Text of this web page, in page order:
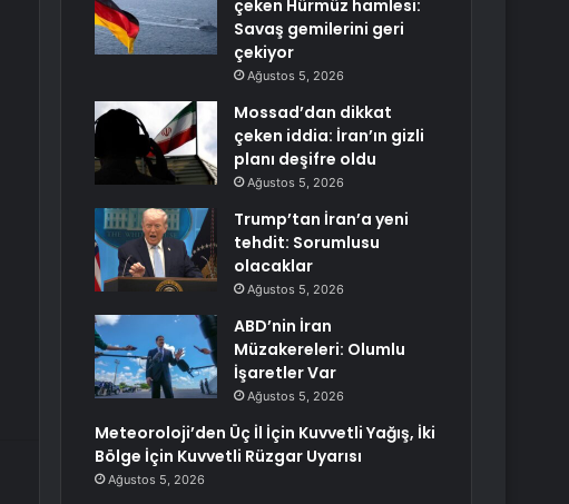
çeken Hürmüz hamlesi:
Savaş gemilerini geri
çekiyor
Ağustos 5, 2026
Mossad’dan dikkat
çeken iddia: İran’ın gizli
planı deşifre oldu
Ağustos 5, 2026
Trump’tan İran’a yeni
tehdit: Sorumlusu
olacaklar
Ağustos 5, 2026
ABD’nin İran
Müzakereleri: Olumlu
İşaretler Var
Ağustos 5, 2026
Meteoroloji’den Üç İl İçin Kuvvetli Yağış, İki
Bölge İçin Kuvvetli Rüzgar Uyarısı
Ağustos 5, 2026